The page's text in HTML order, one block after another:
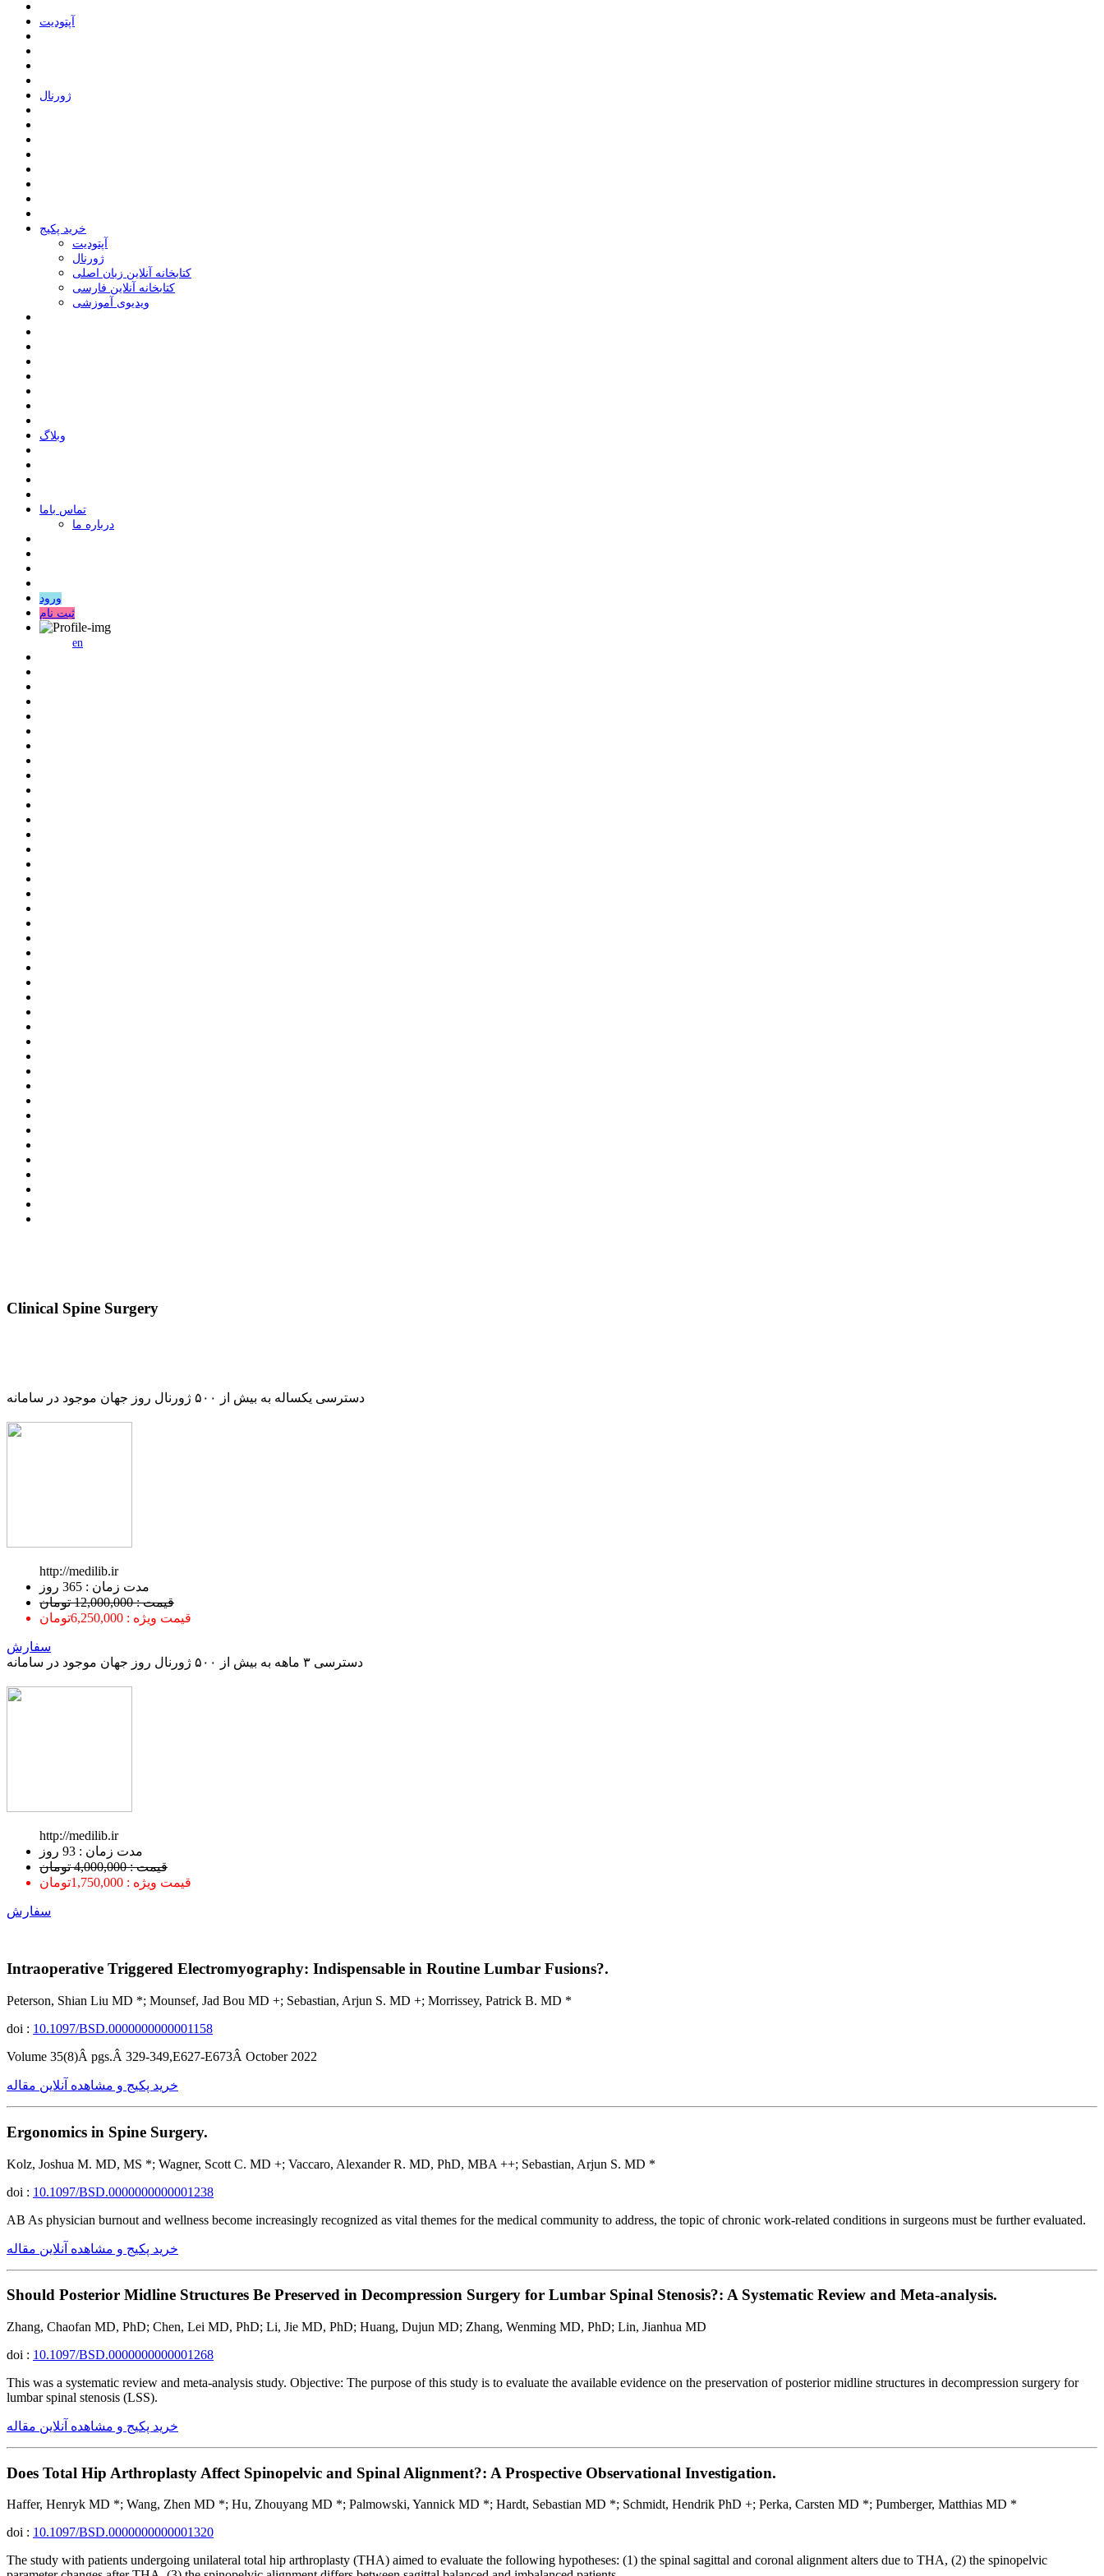
ﺁﭘﺘﻮﺩﯾﺖ
ﮊﻭﺭﻧﺎﻝ
خرید پکیج
ﺁﭘﺘﻮﺩﯾﺖ
ﮊﻭﺭﻧﺎﻝ
کتابخانه آنلاین زبان اصلی
کتابخانه آنلاین فارسی
ویدیوی آموزشی
وبلاگ
ﺗﻤﺎﺱ ﺑﺎﻣﺎ
درباره ما
ورود
ثبت نام
en
Clinical Spine Surgery
دسترسی یکساله به بیش از ۵۰۰ ژورنال روز جهان موجود در سامانه
http://medilib.ir
ﻣﺪﺕ ﺯﻣﺎﻥ : 365 ﺭﻭﺯ
قیمت : 12,000,000 تومان
قیمت ویژه : 6,250,000تومان
سفارش
دسترسی ۳ ماهه به بیش از ۵۰۰ ژورنال روز جهان موجود در سامانه
http://medilib.ir
ﻣﺪﺕ ﺯﻣﺎﻥ : 93 ﺭﻭﺯ
قیمت : 4,000,000 تومان
قیمت ویژه : 1,750,000تومان
سفارش
Intraoperative Triggered Electromyography: Indispensable in Routine Lumbar Fusions?.
Peterson, Shian Liu MD *; Mounsef, Jad Bou MD +; Sebastian, Arjun S. MD +; Morrissey, Patrick B. MD *
doi : 10.1097/BSD.0000000000001158
Volume 35(8)Â pgs.Â 329-349,E627-E673Â October 2022
خرید پکیج و مشاهده آنلاین مقاله
Ergonomics in Spine Surgery.
Kolz, Joshua M. MD, MS *; Wagner, Scott C. MD +; Vaccaro, Alexander R. MD, PhD, MBA ++; Sebastian, Arjun S. MD *
doi : 10.1097/BSD.0000000000001238
AB As physician burnout and wellness become increasingly recognized as vital themes for the medical community to address, the topic of chronic work-related conditions in surgeons must be further evaluated.
خرید پکیج و مشاهده آنلاین مقاله
Should Posterior Midline Structures Be Preserved in Decompression Surgery for Lumbar Spinal Stenosis?: A Systematic Review and Meta-analysis.
Zhang, Chaofan MD, PhD; Chen, Lei MD, PhD; Li, Jie MD, PhD; Huang, Dujun MD; Zhang, Wenming MD, PhD; Lin, Jianhua MD
doi : 10.1097/BSD.0000000000001268
This was a systematic review and meta-analysis study. Objective: The purpose of this study is to evaluate the available evidence on the preservation of posterior midline structures in decompression surgery for
lumbar spinal stenosis (LSS).
خرید پکیج و مشاهده آنلاین مقاله
Does Total Hip Arthroplasty Affect Spinopelvic and Spinal Alignment?: A Prospective Observational Investigation.
Haffer, Henryk MD *; Wang, Zhen MD *; Hu, Zhouyang MD *; Palmowski, Yannick MD *; Hardt, Sebastian MD *; Schmidt, Hendrik PhD +; Perka, Carsten MD *; Pumberger, Matthias MD *
doi : 10.1097/BSD.0000000000001320
The study with patients undergoing unilateral total hip arthroplasty (THA) aimed to evaluate the following hypotheses: (1) the spinal sagittal and coronal alignment alters due to THA, (2) the spinopelvic